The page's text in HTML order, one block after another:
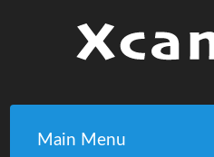
Main Menu